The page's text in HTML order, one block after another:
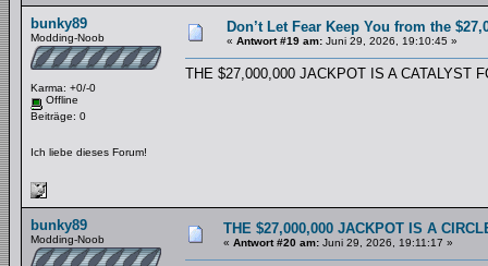
bunky89
Modding-Noob
Karma: +0/-0
Offline
Beiträge: 0
Ich liebe dieses Forum!
Don’t Let Fear Keep You from the
« Antwort #19 am: Juni 29, 2026, 19:10:45 »
THE $27,000,000 JACKPOT IS A CATALYST
bunky89
Modding-Noob
THE $27,000,000 JACKPOT IS A
« Antwort #20 am: Juni 29, 2026, 19:11:17 »